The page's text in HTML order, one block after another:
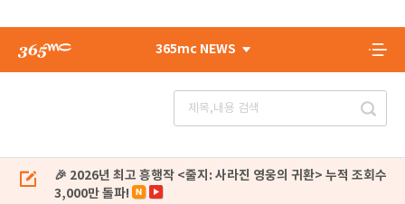
365mc NEWS
🎉 2026년 최고 흥행작 <줄지: 사라진 영웅의 귀환> 누적 조회수
3,000만 돌파!